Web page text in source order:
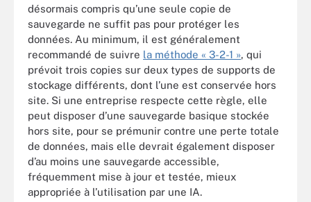
désormais compris qu’une seule copie de
sauvegarde ne suffit pas pour protéger les
données. Au minimum, il est généralement
recommandé de suivre la méthode « 3-2-1 », qui
prévoit trois copies sur deux types de supports de
stockage différents, dont l’une est conservée hors
site. Si une entreprise respecte cette règle, elle
peut disposer d’une sauvegarde basique stockée
hors site, pour se prémunir contre une perte totale
de données, mais elle devrait également disposer
d’au moins une sauvegarde accessible,
fréquemment mise à jour et testée, mieux
appropriée à l’utilisation par une IA.